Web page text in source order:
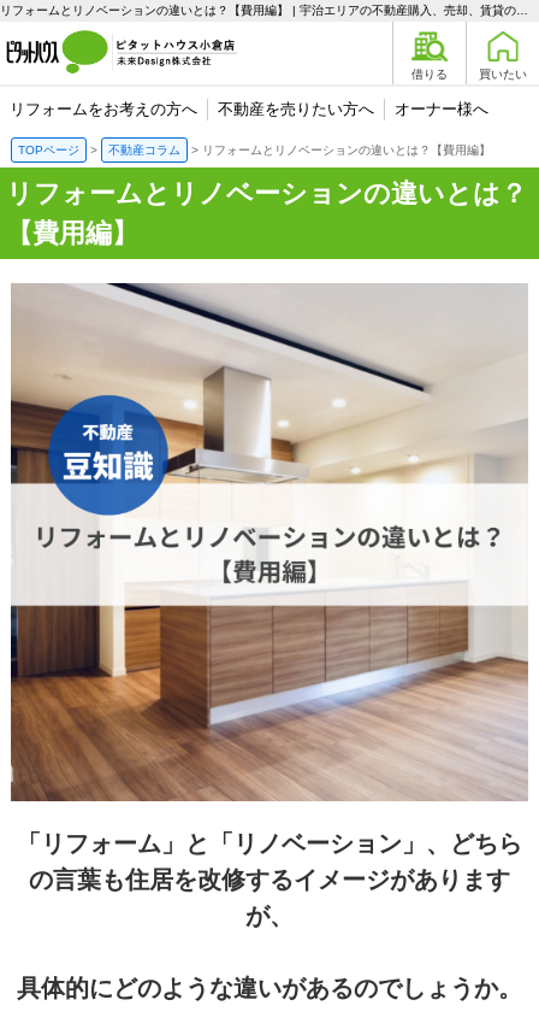
借りる 買いたい
リフォームをお考えの方へ 不動産を売りたい方へ オーナー様へ
TOPページ 不動産コラム リフォームとリノベーションの違いとは？【費用編】
リフォームとリノベーションの違いとは？
【費用編】
「リフォーム」と「リノベーション」、どちら
の言葉も住居を改修するイメージがあります
が、
具体的にどのような違いがあるのでしょうか。